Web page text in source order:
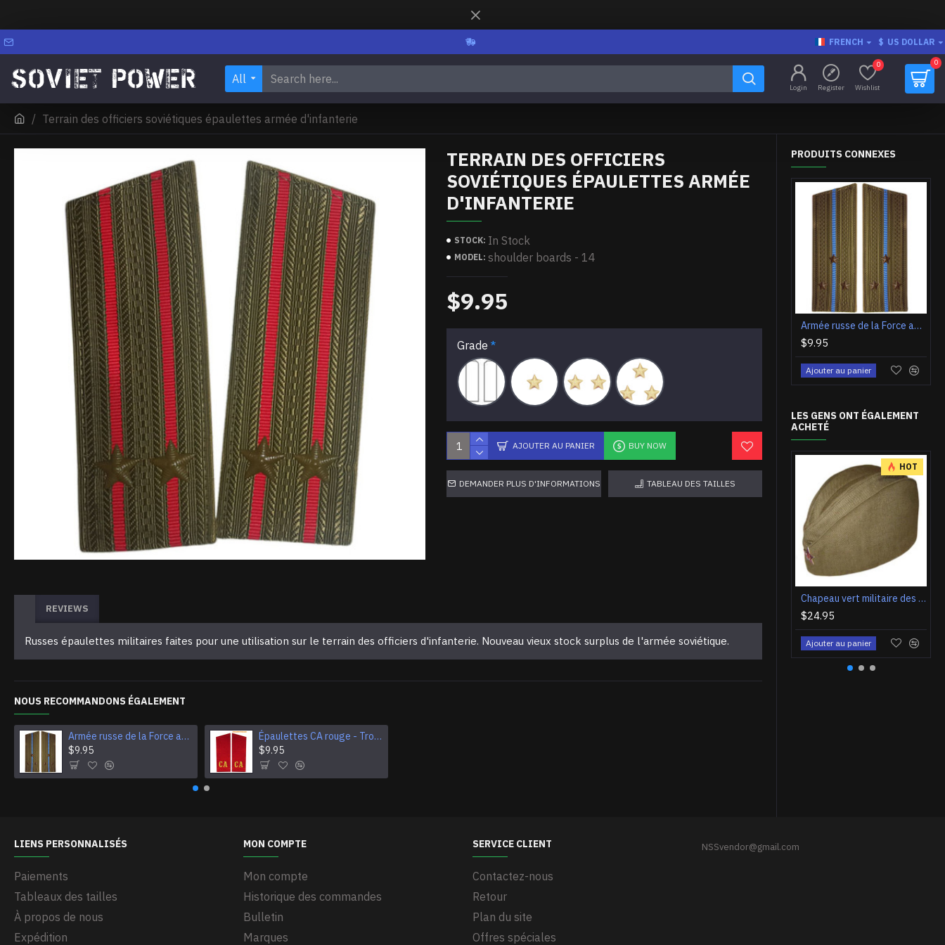
FRENCH $ US DOLLAR
All
Login Register Wishlist
0 0
Terrain des officiers soviétiques épaulettes armée d'infanterie
TERRAIN DES OFFICIERS
SOVIÉTIQUES ÉPAULETTES ARMÉE
D'INFANTERIE
STOCK: In Stock
MODEL: shoulder boards - 14
$9.95
Grade
AJOUTER AU PANIER BUY NOW
DEMANDER PLUS D'INFORMATIONS TABLEAU DES TAILLES
REVIEWS
Russes épaulettes militaires faites pour une utilisation sur le terrain des officiers d'infanterie. Nouveau vieux stock surplus de l'armée soviétique.
NOUS RECOMMANDONS ÉGALEMENT
Armée russe de la Force aérienne / aéroportées épaulettes sur le terrain
$9.95
Épaulettes CA rouge - Troupes d'infanterie de l'armée russe de l'URSS
$9.95
PRODUITS CONNEXES
Armée russe de la Force aérienne / aéroportées épaulettes sur le terrain
$9.95
Ajouter au panier
LES GENS ONT ÉGALEMENT
ACHETÉ
HOT
Chapeau vert militaire des soldats de l'Union soviétique Couvre-chef de l'Armée rouge Chapeau Pilotka de l'URSS
$24.95
Ajouter au panier
LIENS PERSONNALISÉS
Paiements
Tableaux des tailles
À propos de nous
Expédition
MON COMPTE
Mon compte
Historique des commandes
Bulletin
Marques
SERVICE CLIENT
Contactez-nous
Retour
Plan du site
Offres spéciales
NSSvendor@gmail.com